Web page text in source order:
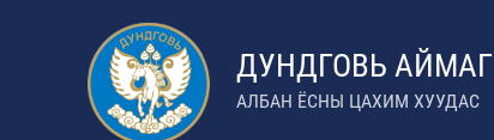
ДУНДГОВЬ АЙМАГ
АЛБАН ЁСНЫ ЦАХИМ ХУУДАС